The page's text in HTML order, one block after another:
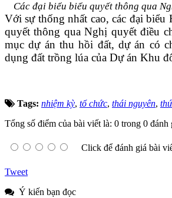
Các đại biểu biểu quyết thông qua
Với sự thống nhất cao, các đại
quyết thông qua Nghị quyết điều
mục dự án thu hồi đất, dự án có
dụng đất trồng lúa của Dự án Khu
Tags: nhiệm kỳ, tổ chức, thái nguyên,
Tổng số điểm của bài viết là: 0 trong 0 đánh
Click để đánh giá bài
Tweet
Ý kiến bạn đọc